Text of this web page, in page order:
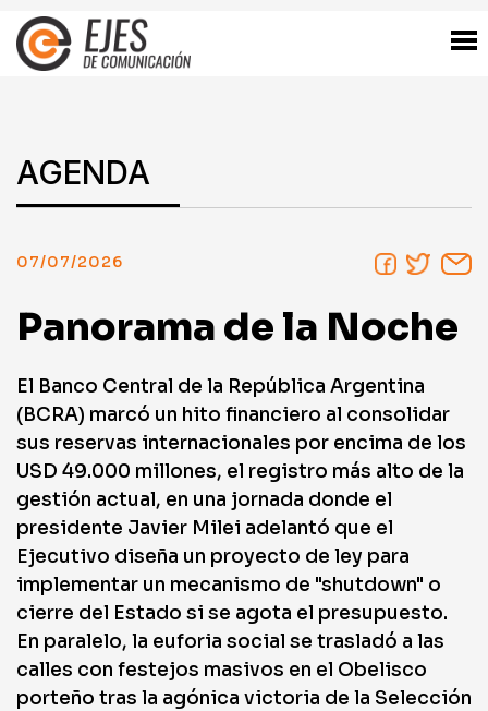
AGENDA
07/07/2026
Panorama de la Noche
El Banco Central de la República Argentina
(BCRA) marcó un hito financiero al consolidar
sus reservas internacionales por encima de los
USD 49.000 millones, el registro más alto de la
gestión actual, en una jornada donde el
presidente Javier Milei adelantó que el
Ejecutivo diseña un proyecto de ley para
implementar un mecanismo de "shutdown" o
cierre del Estado si se agota el presupuesto.
En paralelo, la euforia social se trasladó a las
calles con festejos masivos en el Obelisco
porteño tras la agónica victoria de la Selección